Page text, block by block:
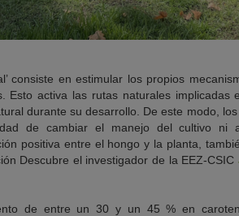
consiste en estimular los propios
activa las rutas naturales implicadas
durante su desarrollo. De este modo,
de cambiar el manejo del cultivo ni
positiva entre el hongo y la planta,
Descubre el investigador de la EEZ-CSIC
de entre un 30 y un 45 % en